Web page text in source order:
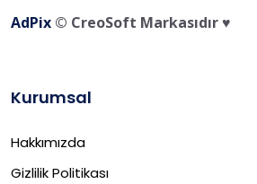
AdPix © CreoSoft Markasıdır ♥️
Kurumsal
Hakkımızda
Gizlilik Politikası